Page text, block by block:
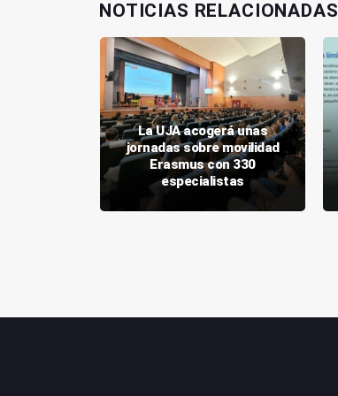
NOTICIAS RELACIONADAS
La UJA acogerá unas
jornadas sobre movilidad
Erasmus con 330
especialistas